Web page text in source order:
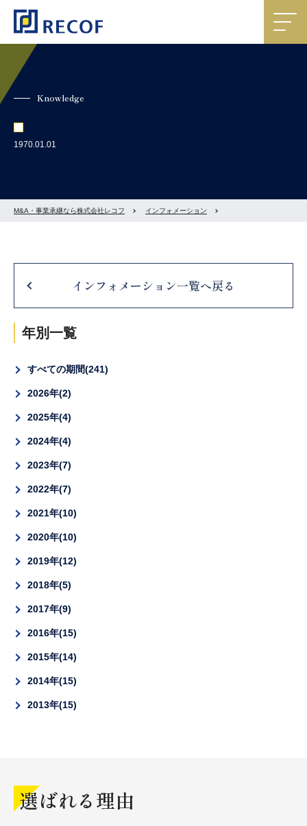
Knowledge
1970.01.01
M&A・事業承継なら株式会社レコフ インフォメーション
インフォメーション一覧へ戻る
年別一覧
すべての期間 241
2026年 2
2025年 4
2024年 4
2023年 7
2022年 7
2021年 10
2020年 10
2019年 12
2018年 5
2017年 9
2016年 15
2015年 14
2014年 15
2013年 15
選ばれる理由